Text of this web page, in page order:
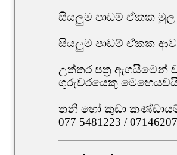
සියලුම පාඩම් ඒකක
සියලුම පාඩම් ඒකක
උත්තර පත්‍ර ඇගයීමෙන්
ගුරුවරයෙකු
තනි හෝ කුඩා
077 5481223 /